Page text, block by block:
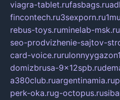
viagra-tablet.rufasbags.ru
fincontech.ru3sexporn.ru
rebus-toys.ruminelab-msk.ru
seo-prodvizhenie-sajtov-
card-voice.ru
domizbrusa-9x12spb.ru
a380club.ruargentinamia.ru
perk-oka.rug-octopus.ru